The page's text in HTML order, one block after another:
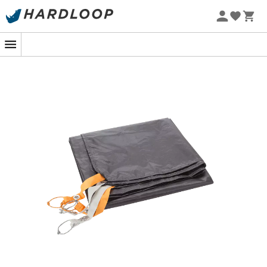
Letní akce 🔥 -5 % EXTRA při nákupu 2 produktů* s kódem
Jste uprostřed přírody, připraveni strávit noc pod
hvězdami. Než se ale zachumláte do svého spacáku,
ujistěte se, že je váš stan dobře chráněn pomocí